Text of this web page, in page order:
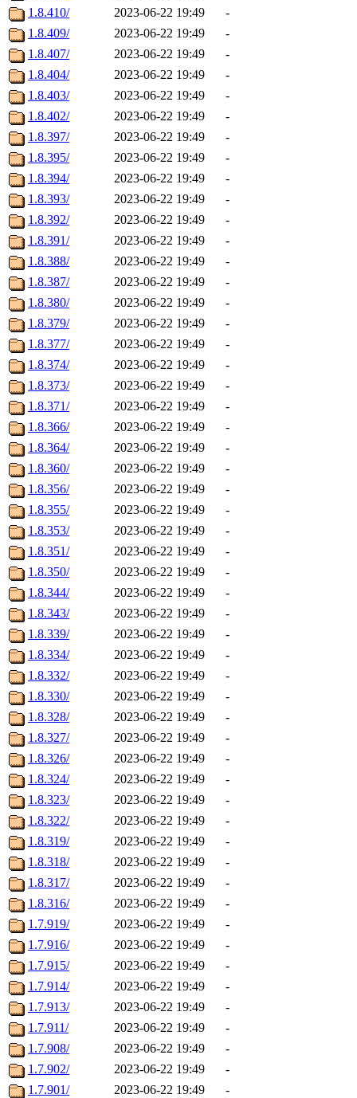
1.8.410/
2023-06-22 19:49
-
1.8.409/
2023-06-22 19:49
-
1.8.407/
2023-06-22 19:49
-
1.8.404/
2023-06-22 19:49
-
1.8.403/
2023-06-22 19:49
-
1.8.402/
2023-06-22 19:49
-
1.8.397/
2023-06-22 19:49
-
1.8.395/
2023-06-22 19:49
-
1.8.394/
2023-06-22 19:49
-
1.8.393/
2023-06-22 19:49
-
1.8.392/
2023-06-22 19:49
-
1.8.391/
2023-06-22 19:49
-
1.8.388/
2023-06-22 19:49
-
1.8.387/
2023-06-22 19:49
-
1.8.380/
2023-06-22 19:49
-
1.8.379/
2023-06-22 19:49
-
1.8.377/
2023-06-22 19:49
-
1.8.374/
2023-06-22 19:49
-
1.8.373/
2023-06-22 19:49
-
1.8.371/
2023-06-22 19:49
-
1.8.366/
2023-06-22 19:49
-
1.8.364/
2023-06-22 19:49
-
1.8.360/
2023-06-22 19:49
-
1.8.356/
2023-06-22 19:49
-
1.8.355/
2023-06-22 19:49
-
1.8.353/
2023-06-22 19:49
-
1.8.351/
2023-06-22 19:49
-
1.8.350/
2023-06-22 19:49
-
1.8.344/
2023-06-22 19:49
-
1.8.343/
2023-06-22 19:49
-
1.8.339/
2023-06-22 19:49
-
1.8.334/
2023-06-22 19:49
-
1.8.332/
2023-06-22 19:49
-
1.8.330/
2023-06-22 19:49
-
1.8.328/
2023-06-22 19:49
-
1.8.327/
2023-06-22 19:49
-
1.8.326/
2023-06-22 19:49
-
1.8.324/
2023-06-22 19:49
-
1.8.323/
2023-06-22 19:49
-
1.8.322/
2023-06-22 19:49
-
1.8.319/
2023-06-22 19:49
-
1.8.318/
2023-06-22 19:49
-
1.8.317/
2023-06-22 19:49
-
1.8.316/
2023-06-22 19:49
-
1.7.919/
2023-06-22 19:49
-
1.7.916/
2023-06-22 19:49
-
1.7.915/
2023-06-22 19:49
-
1.7.914/
2023-06-22 19:49
-
1.7.913/
2023-06-22 19:49
-
1.7.911/
2023-06-22 19:49
-
1.7.908/
2023-06-22 19:49
-
1.7.902/
2023-06-22 19:49
-
1.7.901/
2023-06-22 19:49
-